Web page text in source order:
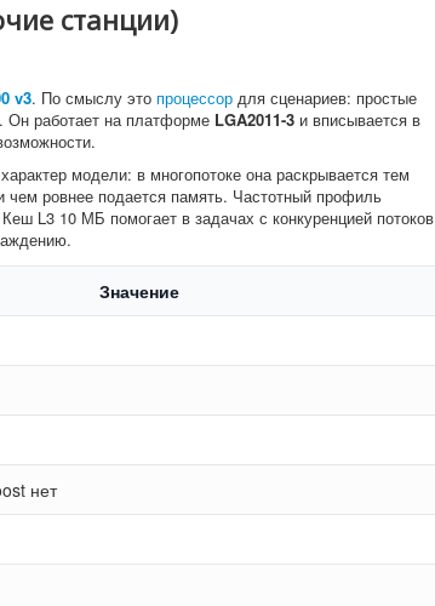
станции)
v3. По смыслу это процессор для сценариев: простые
Он работает на платформе LGA2011-3 и вписывается в
модели: в многопотоке она раскрывается тем
ровнее подается память. Частотный профиль
L3 10 МБ помогает в задачах с конкуренцией потоков
Значение
нет